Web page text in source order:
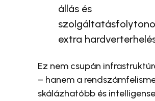
állás és
extra
Ez nem csupán
– hanem a
skálázhatóbb és